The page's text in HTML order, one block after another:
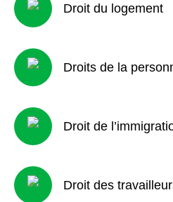
Droit du logement
Droits de la
Droit de
Droit des